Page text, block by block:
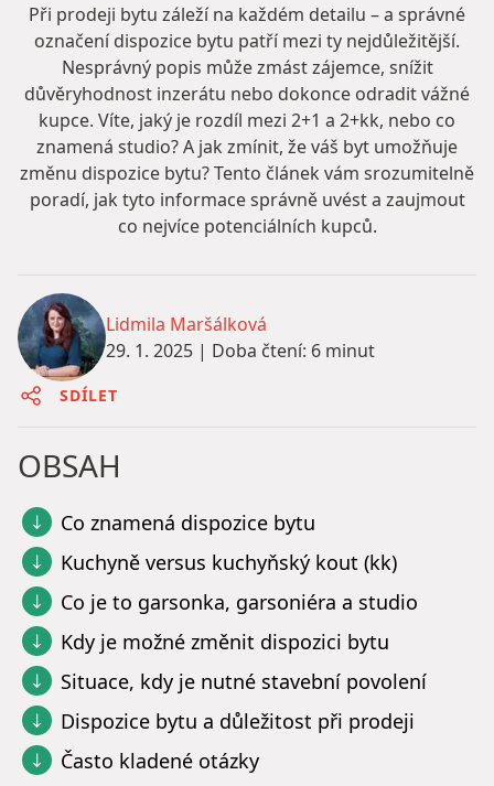
Při prodeji bytu záleží na každém detailu – a správné
označení dispozice bytu patří mezi ty nejdůležitější.
Nesprávný popis může zmást zájemce, snížit
důvěryhodnost inzerátu nebo dokonce odradit vážné
kupce. Víte, jaký je rozdíl mezi 2+1 a 2+kk, nebo co
znamená studio? A jak zmínit, že váš byt umožňuje
změnu dispozice bytu? Tento článek vám srozumitelně
poradí, jak tyto informace správně uvést a zaujmout
co nejvíce potenciálních kupců.
Lidmila Maršálková
29. 1. 2025 | Doba čtení: 6 minut
SDÍLET
OBSAH
Co znamená dispozice bytu
Kuchyně versus kuchyňský kout (kk)
Co je to garsonka, garsoniéra a studio
Kdy je možné změnit dispozici bytu
Situace, kdy je nutné stavební povolení
Dispozice bytu a důležitost při prodeji
Často kladené otázky